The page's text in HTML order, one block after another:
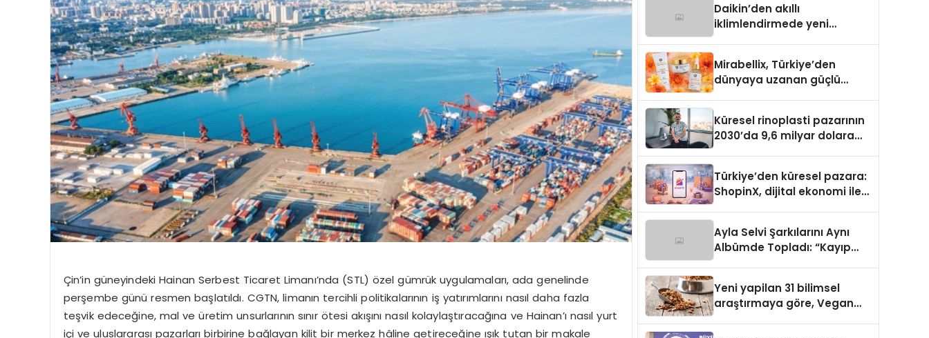
Çin’in güneyindekiHainan Serbest Ticaret Limanı’nda (STL) özel gümrük uygulamaları, ada genelinde
perşembe günü resmen başlatıldı. CGTN, limanın tercihli politikalarının iş yatırımlarını nasıl daha fazla
teşvik edeceğine, mal ve üretim unsurlarının sınır ötesi akışını nasıl kolaylaştıracağına ve Hainan’ı nasıl yurt
içi ve uluslararası pazarları birbirine bağlayan kilit bir merkez hâline getireceğine ışık tutan bir makale
Daikin’den akıllı
iklimlendirmede yeni
Mirabellix, Türkiye’den
dünyaya uzanan güçlü
Küresel rinoplasti pazarının
2030’da 9,6 milyar dolara
Türkiye’den küresel pazara:
ShopinX, dijital ekonomi ile
Ayla Selvi Şarkılarını Aynı
Albümde Topladı: “Kayıp
Yeni yapilan 31 bilimsel
araştırmaya göre, Vegan